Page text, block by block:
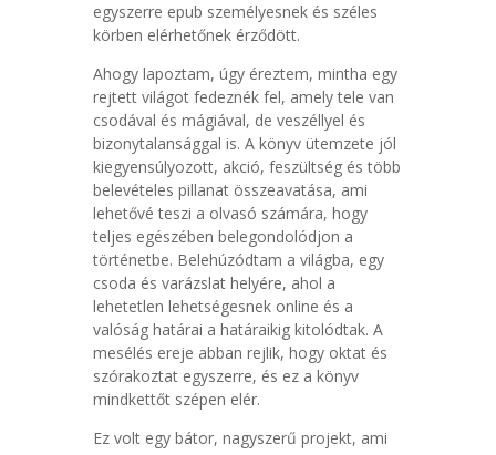
egyszerre epub személyesnek és széles
körben elérhetőnek érződött.
Ahogy lapoztam, úgy éreztem, mintha egy
rejtett világot fedeznék fel, amely tele van
csodával és mágiával, de veszéllyel és
bizonytalansággal is. A könyv ütemzete jól
kiegyensúlyozott, akció, feszültség és több
belevételes pillanat összeavatása, ami
lehetővé teszi a olvasó számára, hogy
teljes egészében belegondolódjon a
történetbe. Belehúzódtam a világba, egy
csoda és varázslat helyére, ahol a
lehetetlen lehetségesnek online és a
valóság határai a határaikig kitolódtak. A
mesélés ereje abban rejlik, hogy oktat és
szórakoztat egyszerre, és ez a könyv
mindkettőt szépen elér.
Ez volt egy bátor, nagyszerű projekt, ami